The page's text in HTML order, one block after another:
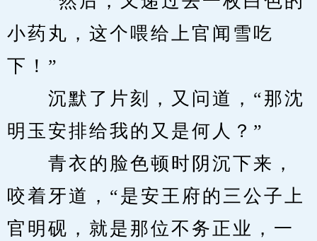
小药丸，这个喂给上官闻雪吃
下！”
沉默了片刻，又问道，“那沈
明玉安排给我的又是何人？”
青衣的脸色顿时阴沉下来，
咬着牙道，“是安王府的三公子上
官明砚，就是那位不务正业，一